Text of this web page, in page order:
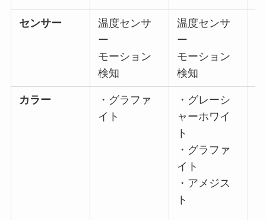
センサー
温度センサ
ー
モーション
検知
温度センサ
ー
モーション
検知
カラー
・グラファ
イト
・グレーシ
ャーホワイ
ト
・グラファ
イト
・アメジス
ト